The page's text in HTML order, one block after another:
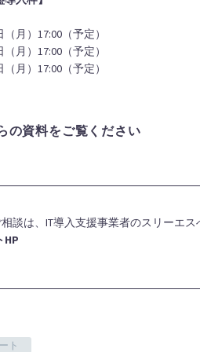
月）17:00（予定）
月）17:00（予定）
月）17:00（予定）
の資料をご覧ください
談は、IT導入支援事業者のスリーエス
HP
ト